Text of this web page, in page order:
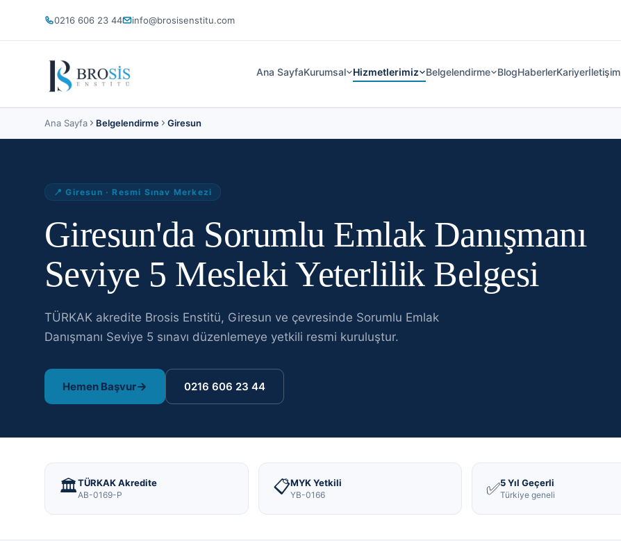
0216 606 23 44 info@brosisenstitu.com
Ana SayfaKurumsal Hizmetlerimiz Belgelendirme BlogHaberlerKariyerİletişim
Ana Sayfa Belgelendirme Giresun
📍Giresun · Resmi Sınav Merkezi
Giresun'da Sorumlu Emlak Danışmanı
Seviye 5 Mesleki Yeterlilik Belgesi
TÜRKAK akredite Brosis Enstitü, Giresun ve çevresinde Sorumlu Emlak
Danışmanı Seviye 5 sınavı düzenlemeye yetkili resmi kuruluştur.
Hemen Başvur 0216 606 23 44
🏛️TÜRKAK Akredite
AB-0169-P 📋MYK Yetkili
YB-0166 ✅5 Yıl Geçerli
Türkiye geneli